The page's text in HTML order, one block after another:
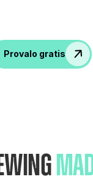
Provalo gratis